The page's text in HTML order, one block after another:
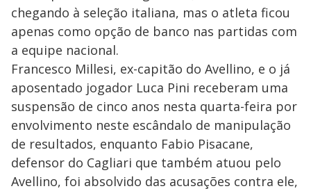
chegando à seleção italiana, mas o atleta ficou
apenas como opção de banco nas partidas com
a equipe nacional.
Francesco Millesi, ex-capitão do Avellino, e o já
aposentado jogador Luca Pini receberam uma
suspensão de cinco anos nesta quarta-feira por
envolvimento neste escândalo de manipulação
de resultados, enquanto Fabio Pisacane,
defensor do Cagliari que também atuou pelo
Avellino, foi absolvido das acusações contra ele,